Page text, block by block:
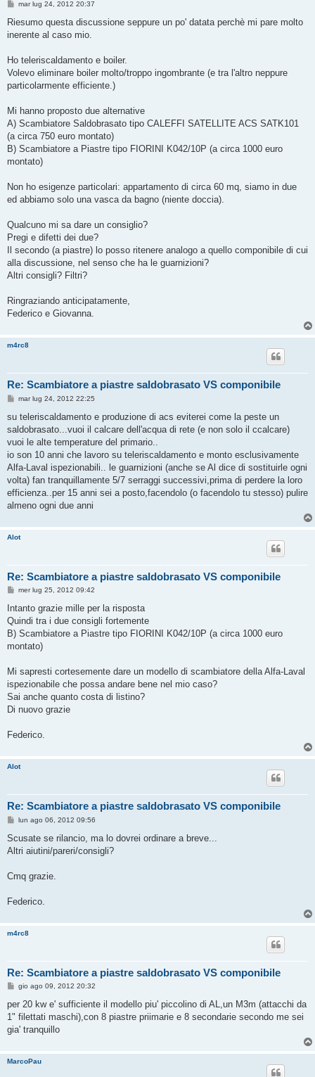
M
s
a
i
o
mar lug 24, 2012 20:37
Riesumo questa discussione seppure un po' datata perchè mi pare molto
inerente al caso mio.
Ho teleriscaldamento e boiler.
Volevo eliminare boiler molto/troppo ingombrante (e tra l'altro neppure
particolarmente efficiente.)
Mi hanno proposto due alternative
A) Scambiatore Saldobrasato tipo CALEFFI SATELLITE ACS SATK101
(a circa 750 euro montato)
B) Scambiatore a Piastre tipo FIORINI K042/10P (a circa 1000 euro
montato)
Non ho esigenze particolari: appartamento di circa 60 mq, siamo in due
ed abbiamo solo una vasca da bagno (niente doccia).
Qualcuno mi sa dare un consiglio?
Pregi e difetti dei due?
Il secondo (a piastre) lo posso ritenere analogo a quello componibile di cui
alla discussione, nel senso che ha le guarnizioni?
Altri consigli? Filtri?
Ringraziando anticipatamente,
Federico e Giovanna.
m4rc8
Re: Scambiatore a piastre saldobrasato VS componibile
M
s
a
g
o
mar lug 24, 2012 22:25
su teleriscaldamento e produzione di acs eviterei come la peste un
saldobrasato...vuoi il calcare dell'acqua di rete (e non solo il ccalcare)
vuoi le alte temperature del primario..
io son 10 anni che lavoro su teleriscaldamento e monto esclusivamente
Alfa-Laval ispezionabili.. le guarnizioni (anche se Al dice di sostituirle ogni
volta) fan tranquillamente 5/7 serraggi successivi,prima di perdere la loro
efficienza..per 15 anni sei a posto,facendolo (o facendolo tu stesso) pulire
almeno ogni due anni
Alot
Re: Scambiatore a piastre saldobrasato VS componibile
M
s
a
g
g
i
mer lug 25, 2012 09:42
Intanto grazie mille per la risposta
Quindi tra i due consigli fortemente
B) Scambiatore a Piastre tipo FIORINI K042/10P (a circa 1000 euro
montato)
Mi sapresti cortesemente dare un modello di scambiatore della Alfa-Laval
ispezionabile che possa andare bene nel mio caso?
Sai anche quanto costa di listino?
Di nuovo grazie
Federico.
Alot
Re: Scambiatore a piastre saldobrasato VS componibile
M
s
a
i
lun ago 06, 2012 09:56
Scusate se rilancio, ma lo dovrei ordinare a breve...
Altri aiutini/pareri/consigli?
Cmq grazie.
Federico.
m4rc8
Re: Scambiatore a piastre saldobrasato VS componibile
M
s
a
g
o
gio ago 09, 2012 20:32
per 20 kw e' sufficiente il modello piu' piccolino di AL,un M3m (attacchi da
1" filettati maschi),con 8 piastre priimarie e 8 secondarie secondo me sei
gia' tranquillo
MarcoPau